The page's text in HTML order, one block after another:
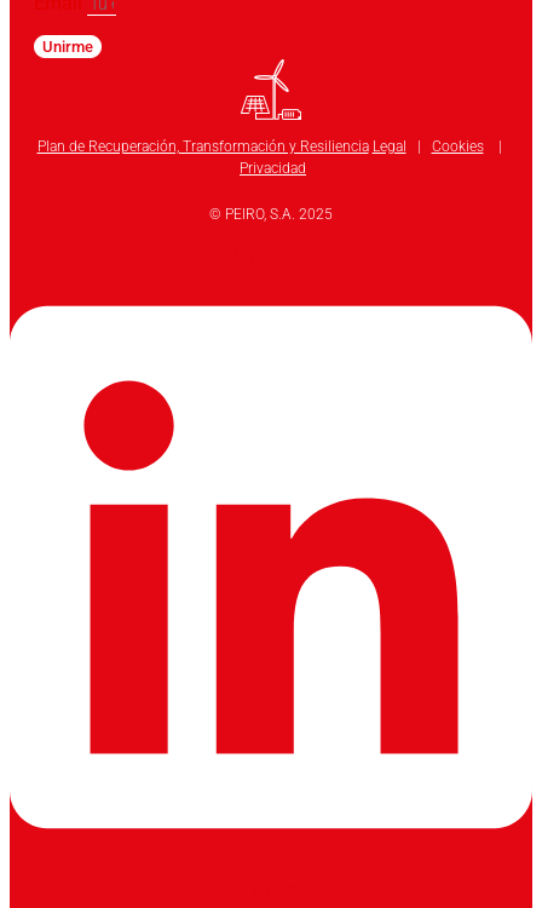
Unirme
Plan de Recuperación, Transformación y Resiliencia Legal | Cookies|
Privacidad
© PEIRO, S.A. 2025